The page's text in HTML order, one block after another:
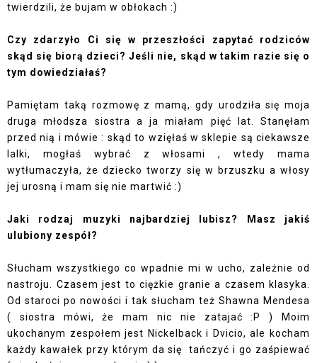
twierdzili, że bujam w obłokach :)
Czy zdarzyło Ci się w przeszłości zapytać rodziców
skąd się biorą dzieci? Jeśli nie, skąd w takim razie się o
tym dowiedziałaś?
Pamiętam taką rozmowę z mamą, gdy urodziła się moja
druga młodsza siostra a ja miałam pięć lat. Stanęłam
przed nią i mówie : skąd to wzięłaś w sklepie są ciekawsze
lalki, mogłaś wybrać z włosami , wtedy mama
wytłumaczyła, że dziecko tworzy się w brzuszku a włosy
jej urosną i mam się nie martwić :)
Jaki rodzaj muzyki najbardziej lubisz? Masz jakiś
ulubiony zespół?
Słucham wszystkiego co wpadnie mi w ucho, zależnie od
nastroju. Czasem jest to ciężkie granie a czasem klasyka.
Od staroci po nowości i tak słucham też Shawna Mendesa
( siostra mówi, że mam nic nie zatajać :P ) Moim
ukochanym zespołem jest Nickelback i Dvicio, ale kocham
każdy kawałek przy którym da się
tańczyć i go zaśpiewać